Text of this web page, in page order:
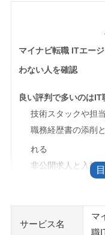
マイナビ転職 ITエー
わない人を確認
良い評判で多いのは
技術スタックや担
職務経歴書の添削
れる
非公開求人と入社
希望条件が多いほ
地方勤務やフルリ
サービス名
マ
職